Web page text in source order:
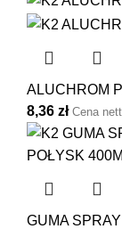
ALUCHROM
8,36 zł Cena
GUMA